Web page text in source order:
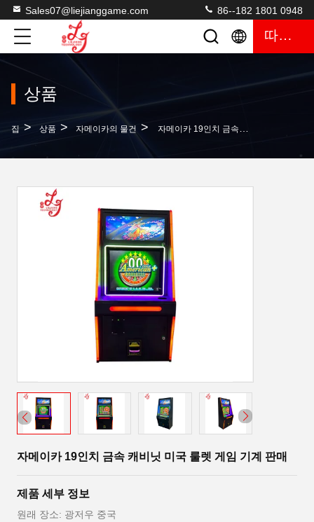
Sales07@liejianggame.com 86--182 1801 0948
따옴표
상품
집 > 상품 > 자메이카의 물건 > 자메이카 19인치 금속 캐비닛 미국 룰렛 게임 기계 판매
자메이카 19인치 금속 캐비닛 미국 룰렛 게임 기계 판매
제품 세부 정보
원래 장소: 광저우 중국